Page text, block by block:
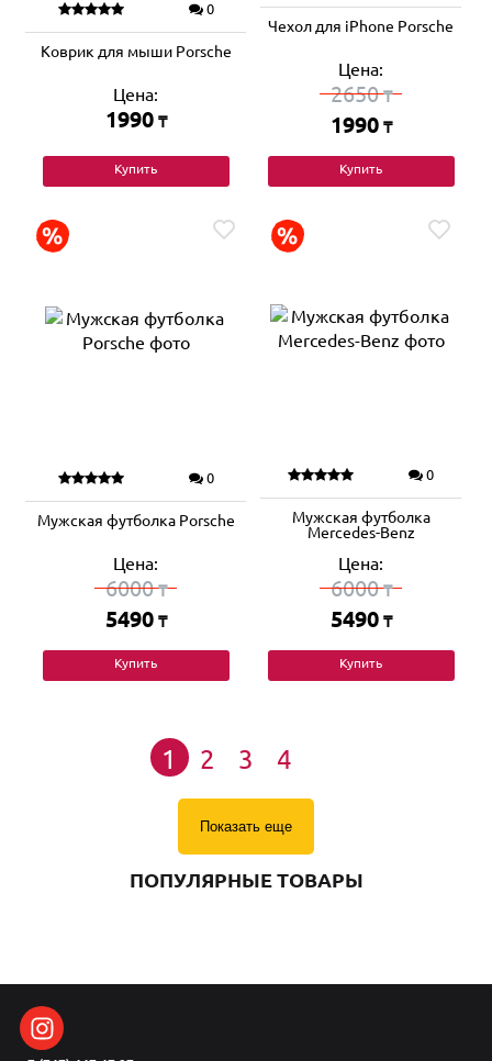
0
Коврик для мыши Porsche
Цена:
1990 ₸
Купить
Чехол для iPhone Porsche
Цена:
2650₸
1990 ₸
Купить
0
Мужская футболка Porsche
Цена:
6000₸
5490 ₸
Купить
0
Мужская футболка
Mercedes-Benz
Цена:
6000₸
5490 ₸
Купить
1 2 3 4
Показать еще
ПОПУЛЯРНЫЕ ТОВАРЫ